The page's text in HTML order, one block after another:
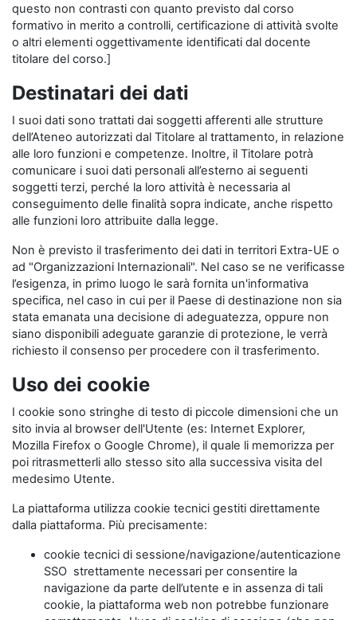
questo non contrasti con quanto previsto dal corso
formativo in merito a controlli, certificazione di attività svolte
o altri elementi oggettivamente identificati dal docente
titolare del corso.]
Destinatari dei dati
I suoi dati sono trattati dai soggetti afferenti alle strutture
dell’Ateneo autorizzati dal Titolare al trattamento, in relazione
alle loro funzioni e competenze. Inoltre, il Titolare potrà
comunicare i suoi dati personali all’esterno ai seguenti
soggetti terzi, perché la loro attività è necessaria al
conseguimento delle finalità sopra indicate, anche rispetto
alle funzioni loro attribuite dalla legge.
Non è previsto il trasferimento dei dati in territori Extra-UE o
ad "Organizzazioni Internazionali". Nel caso se ne verificasse
l’esigenza, in primo luogo le sarà fornita un'informativa
specifica, nel caso in cui per il Paese di destinazione non sia
stata emanata una decisione di adeguatezza, oppure non
siano disponibili adeguate garanzie di protezione, le verrà
richiesto il consenso per procedere con il trasferimento.
Uso dei cookie
I cookie sono stringhe di testo di piccole dimensioni che un
sito invia al browser dell'Utente (es: Internet Explorer,
Mozilla Firefox o Google Chrome), il quale li memorizza per
poi ritrasmetterli allo stesso sito alla successiva visita del
medesimo Utente.
La piattaforma utilizza cookie tecnici gestiti direttamente
dalla piattaforma. Più precisamente:
cookie tecnici di sessione/navigazione/autenticazione
SSO strettamente necessari per consentire la
navigazione da parte dell’utente e in assenza di tali
cookie, la piattaforma web non potrebbe funzionare